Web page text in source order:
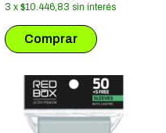
3 x $10.446,83 sin interés